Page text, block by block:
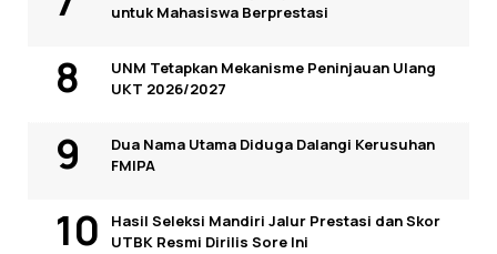
untuk Mahasiswa Berprestasi
UNM Tetapkan Mekanisme Peninjauan Ulang
UKT 2026/2027
Dua Nama Utama Diduga Dalangi Kerusuhan
FMIPA
Hasil Seleksi Mandiri Jalur Prestasi dan Skor
UTBK Resmi Dirilis Sore Ini